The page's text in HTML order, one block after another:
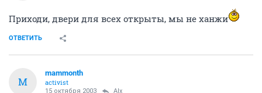
Приходи, двери для всех открыты, мы не ханжи
ОТВЕТИТЬ
M
mammonth
activist
15 октября 2003 Alx